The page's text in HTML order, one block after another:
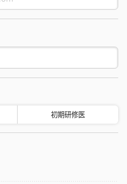
初期研修医